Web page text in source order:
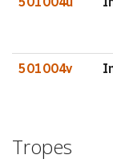
501004v
Tropes